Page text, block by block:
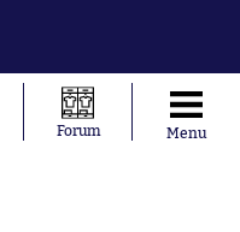
Forum Menu